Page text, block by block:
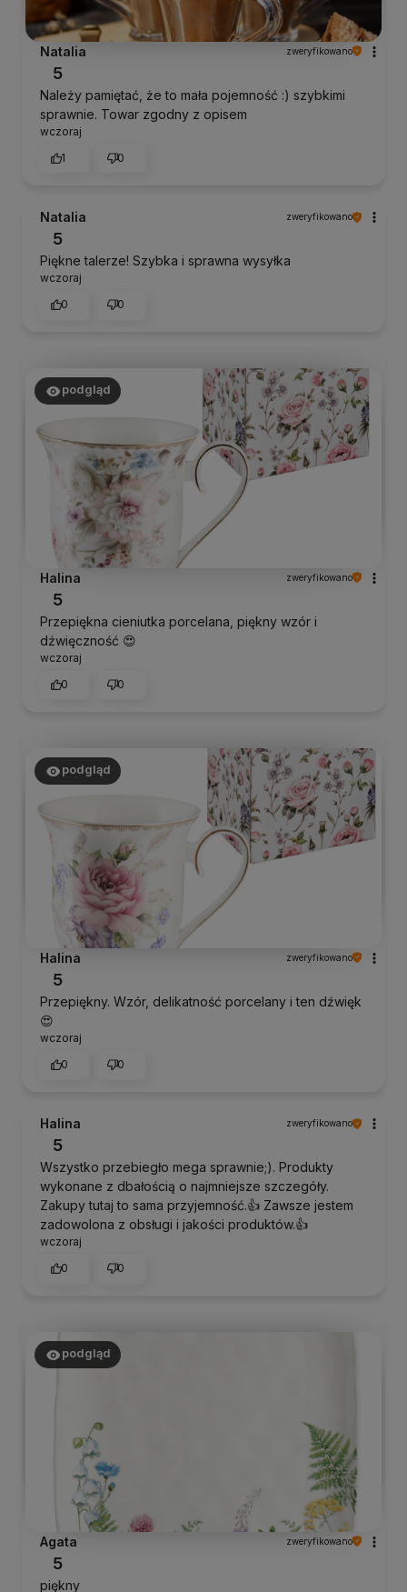
Natalia zweryfikowano
5
Należy pamiętać, że to mała pojemność :) szybkimi
sprawnie. Towar zgodny z opisem
wczoraj
1
0
Natalia zweryfikowano
5
Piękne talerze! Szybka i sprawna wysyłka
wczoraj
0
0
podgląd
Halina zweryfikowano
5
Przepiękna cieniutka porcelana, piękny wzór i
dźwięczność 😍
wczoraj
0
0
podgląd
Halina zweryfikowano
5
Przepiękny. Wzór, delikatność porcelany i ten dźwięk
😍
wczoraj
0
0
Halina zweryfikowano
5
Wszystko przebiegło mega sprawnie;). Produkty
wykonane z dbałością o najmniejsze szczegóły.
Zakupy tutaj to sama przyjemność.👍 Zawsze jestem
zadowolona z obsługi i jakości produktów.👍
wczoraj
0
0
podgląd
Agata zweryfikowano
5
piękny